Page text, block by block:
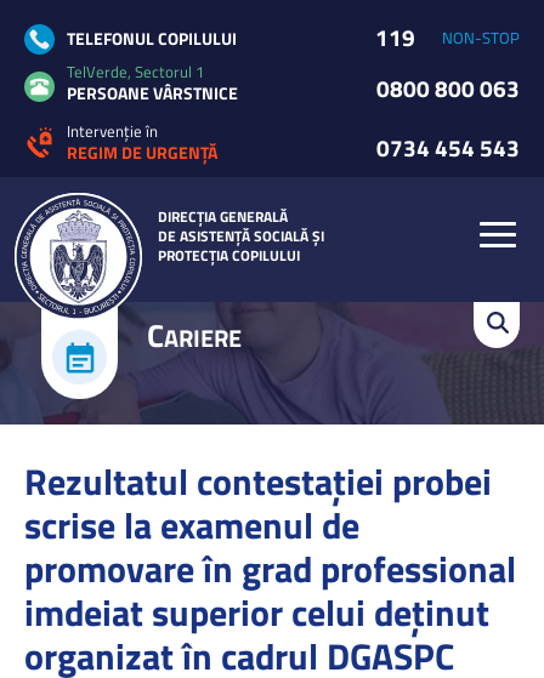
DIRECȚIA GENERALĂ
DE ASISTENȚĂ SOCIALĂ ȘI
PROTECȚIA COPILULUI
TELEFONUL COPILULUI 119
NON-STOP
TelVerde, Sectorul 1
PERSOANE VÂRSTNICE 0800 800 063
Intervenție în
REGIM DE URGENȚĂ 0734 454 543
CARIERE
Rezultatul contestației probei
scrise la examenul de
promovare în grad professional
imdeiat superior celui deținut
organizat în cadrul DGASPC